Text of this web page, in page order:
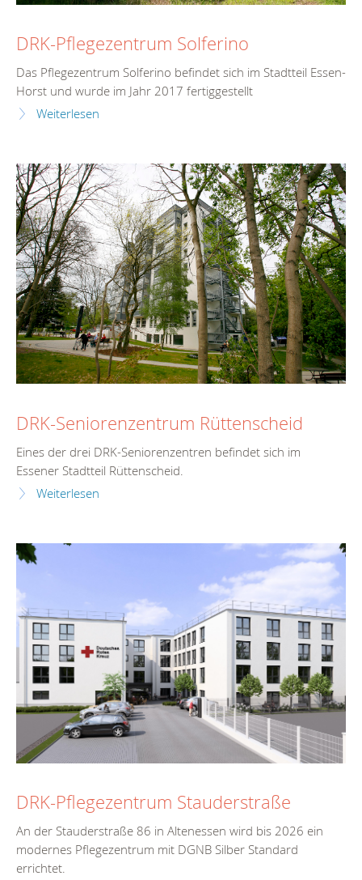
DRK-Pflegezentrum Solferino
Das Pflegezentrum Solferino befindet sich im Stadtteil Essen-
Horst und wurde im Jahr 2017 fertiggestellt
Weiterlesen
DRK-Seniorenzentrum Rüttenscheid
Eines der drei DRK-Seniorenzentren befindet sich im
Essener Stadtteil Rüttenscheid.
Weiterlesen
DRK-Pflegezentrum Stauderstraße
An der Stauderstraße 86 in Altenessen wird bis 2026 ein
modernes Pflegezentrum mit DGNB Silber Standard
errichtet.